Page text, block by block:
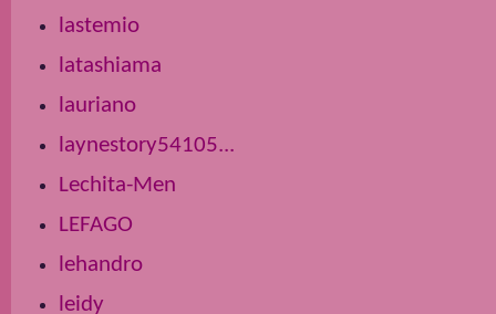
lastemio
latashiama
lauriano
laynestory54105...
Lechita-Men
LEFAGO
lehandro
leidy